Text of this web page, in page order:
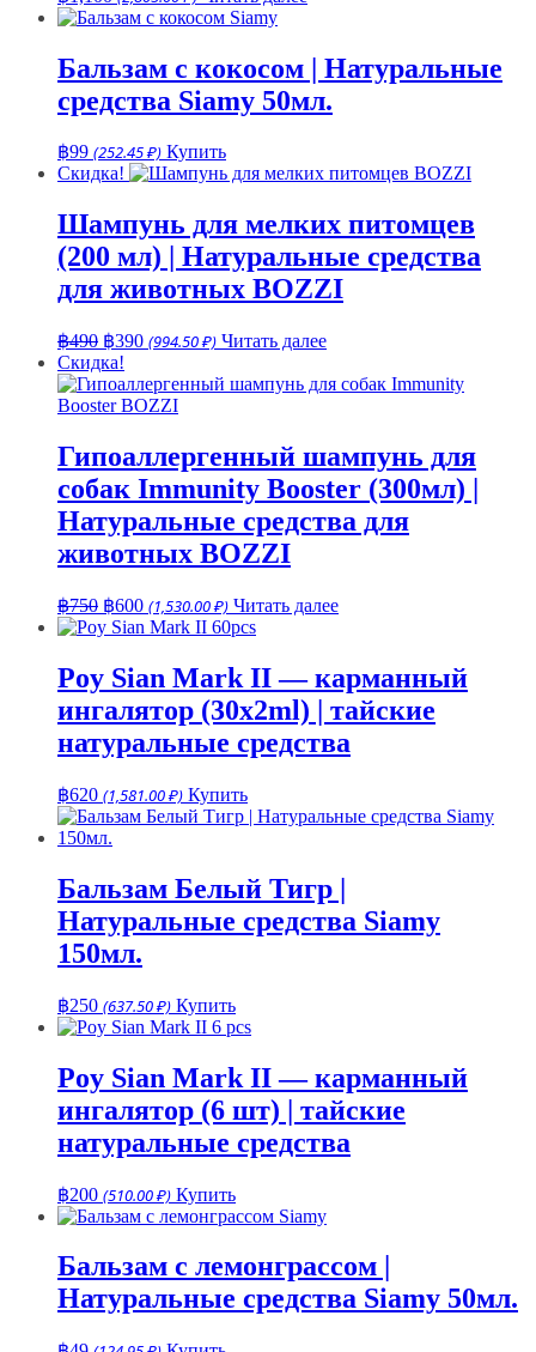
Бальзам с кокосом | Натуральные
средства Siamy 50мл.
฿99 (252.45 ₽) Купить
Скидка!
Шампунь для мелких питомцев
(200 мл) | Натуральные средства
для животных BOZZI
฿490 Первоначальная
цена
составляла
฿490.
฿390Текущая
฿390.
(994.50 ₽) Читать далее
Скидка!
Гипоаллергенный шампунь для
собак Immunity Booster (300мл) |
Натуральные средства для
животных BOZZI
฿750 Первоначальная
цена
฿750.
฿600Текущая
цена:
(1,530.00 ₽) Читать далее
Poy Sian Mark II — карманный
ингалятор (30x2ml) | тайские
натуральные средства
฿620 (1,581.00 ₽) Купить
Бальзам Белый Тигр |
Натуральные средства Siamy
150мл.
฿250 (637.50 ₽) Купить
Poy Sian Mark II — карманный
ингалятор (6 шт) | тайские
натуральные средства
฿200 (510.00 ₽) Купить
Бальзам с лемонграссом |
Натуральные средства Siamy 50мл.